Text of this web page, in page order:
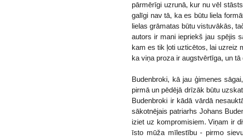
pārmērīgi uzrunā, kur nu vēl
galīgi nav tā, ka es būtu liela
lielas grāmatas būtu vistuvākās,
autors ir mani iepriekš jau spējis
kam es tik ļoti uzticētos, lai uzreiz
ka viņa proza ir augstvērtīga, un
Budenbroki, kā jau ģimenes
pirmā un pēdējā drīzāk būtu
Budenbroki ir kādā vārdā
sākotnējais patriarhs Johans
iziet uz kompromisiem. Viņam ir
īsto mūža mīlestību - pirmo